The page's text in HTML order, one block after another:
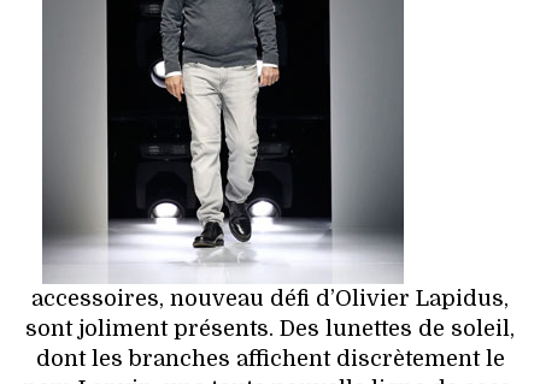
accessoires, nouveau défi d’Olivier Lapidus,
sont joliment présents. Des lunettes de soleil,
dont les branches affichent discrètement le